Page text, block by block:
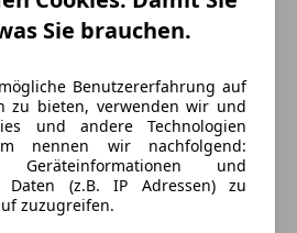
Sie brauchen.
Benutzererfahrung auf
zu bieten, verwenden wir und
und andere Technologien
nennen wir nachfolgend:
Geräteinformationen und
Daten (z.B. IP Adressen) zu
zuzugreifen.